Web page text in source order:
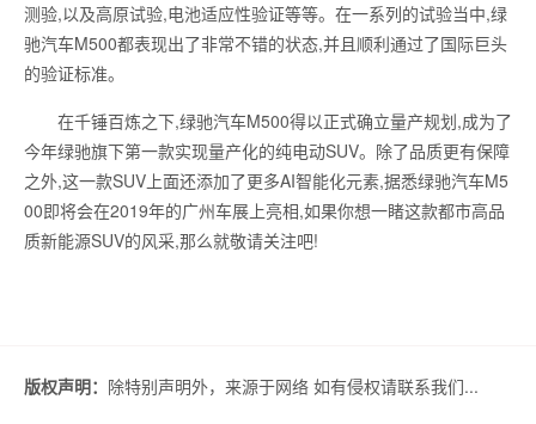
测验,以及高原试验,电池适应性验证等等。在一系列的试验当中,绿
驰汽车M500都表现出了非常不错的状态,并且顺利通过了国际巨头
的验证标准。
在千锤百炼之下,绿驰汽车M500得以正式确立量产规划,成为了
今年绿驰旗下第一款实现量产化的纯电动SUV。除了品质更有保障
之外,这一款SUV上面还添加了更多AI智能化元素,据悉绿驰汽车M5
00即将会在2019年的广州车展上亮相,如果你想一睹这款都市高品
质新能源SUV的风采,那么就敬请关注吧!
版权声明： 除特别声明外，来源于网络 如有侵权请联系我们...